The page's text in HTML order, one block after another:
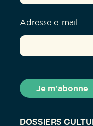
DOSSIERS
Adresse e-mail